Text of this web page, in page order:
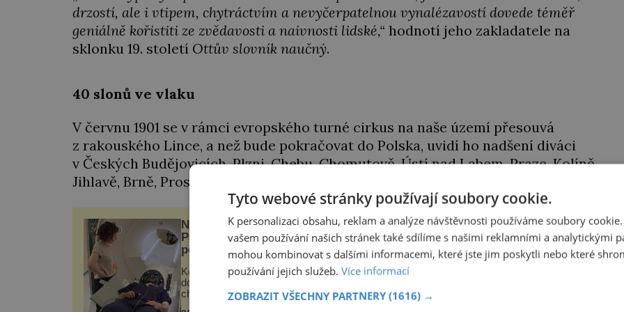
drzostí, ale i vtipem, chytráctvím a nevyčerpatelnou vynalézavostí dovede téměř
geniálně kořistiti ze zvědavosti a naivnosti lidské,“ hodnotí jeho zakladatele na
sklonku 19. století Ottův slovník naučný.
40 slonů ve vlaku
V červnu 1901 se v rámci evropského turné cirkus na naše území přesouvá
z rakouského Lince, a než bude pokračovat do Polska, uvidí ho nadšení diváci
v Českých Budějovicích, Plzni, Chebu, Chomutově, Ústí nad Labem, Praze, Kolíně,
Jihlavě, Brně, Prostějově, Olomouci, Opavě a Moravské Ostravě.
Neinvazivní léčba nejen
Parkinsonovy choroby
pomocí ultrazvukové
Ke zmírnění třesu, který
doprovází Parkinsonovu
chorobu, je využívána hluboká
mozková stimulace, která však
Dcera Černocké stále trpí
Tři měsíce po náhlé smrti
Tyto webové stránky používají soubory cookie.
K personalizaci obsahu, reklam a analýze návštěvnosti používáme soubory
vašem používání našich stránek také sdílíme s našimi reklamními a analytickými
mohou kombinovat s dalšími informacemi, které jste jim poskytli nebo které
používání jejich služeb. Více informací
ZOBRAZIT VŠECHNY PARTNERY (1616) →